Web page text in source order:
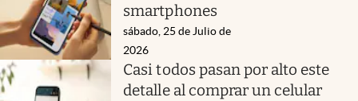
smartphones
sábado, 25 de Julio de
2026
Casi todos pasan por alto este
detalle al comprar un celular